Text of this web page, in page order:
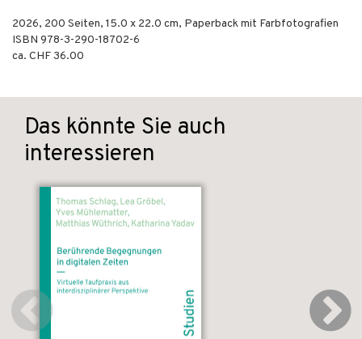
2026, 200 Seiten, 15.0 x 22.0 cm, Paperback mit Farbfotografien
ISBN 978-3-290-18702-6
ca. CHF 36.00
Das könnte Sie auch
interessieren